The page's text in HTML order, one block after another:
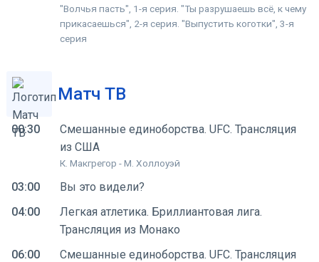
"Волчья пасть", 1-я серия. "Ты разрушаешь всё, к чему
прикасаешься", 2-я серия. "Выпустить коготки", 3-я
серия
Матч ТВ
00:30
Смешанные единоборства. UFC. Трансляция
из США
К. Макгрегор - М. Холлоуэй
03:00
Вы это видели?
04:00
Легкая атлетика. Бриллиантовая лига.
Трансляция из Монако
06:00
Смешанные единоборства. UFC. Трансляция